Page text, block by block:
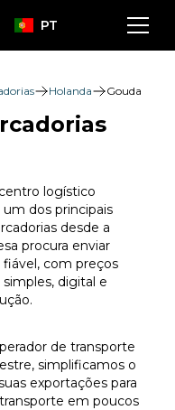
PT
Holanda Gouda
logístico
dos principais
desde a
procura enviar
com preços
digital e
de transporte
simplificamos o
exportações para
em poucos